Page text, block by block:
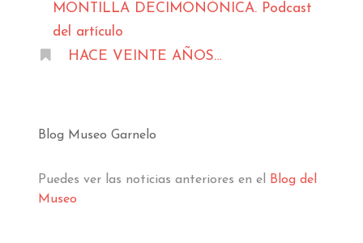
MONTILLA DECIMONÓNICA. Podcast
del artículo
HACE VEINTE AÑOS…
Blog Museo Garnelo
Puedes ver las noticias anteriores en el
Blog del
Museo